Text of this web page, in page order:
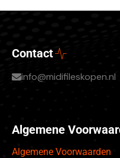
Contact
info@midifileskopen.nl
Algemene
Algemene Voorwaarden